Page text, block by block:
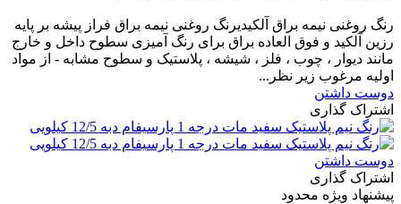
رنگ روغنی نیمه براق آلکیدیرنگ روغنی نیمه براق فراز پیشه بر پایه
رزین آلکید و فوق العاده براق برای رنگ آمیزی سطوح داخل و خارج
مانند دیوار ، چوب ، فلز ، شیشه ، پلاستیک و سطوح مشابه - از مواد
اولیه مرغوب زیر نظر...
دوست داشتن
اشتراک گذاری
دوست داشتن
اشتراک گذاری
پیشنهاد ویژه محدود